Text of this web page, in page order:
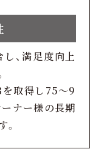
、満足度向上
を取得し75～9
ナー様の長期